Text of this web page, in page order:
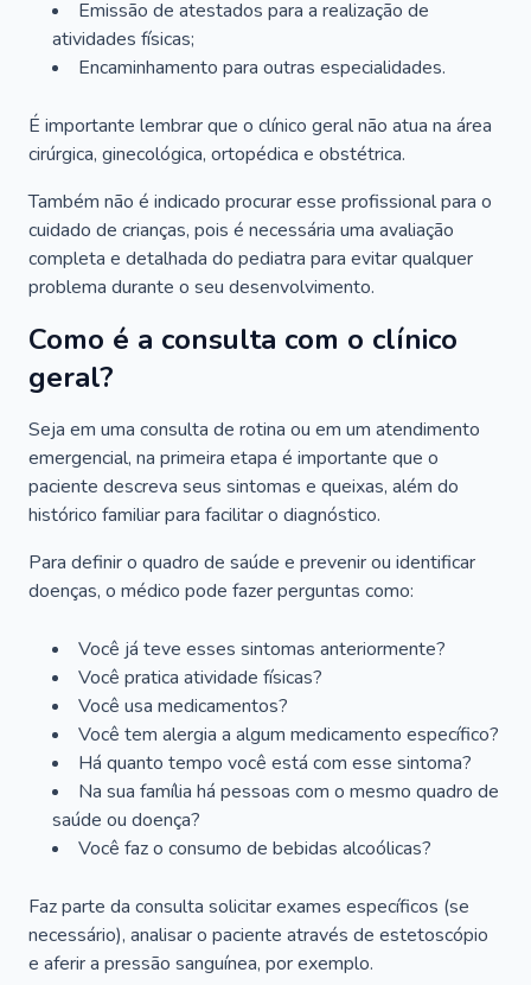
Emissão de atestados para a realização de
atividades físicas;
Encaminhamento para outras especialidades.
É importante lembrar que o clínico geral não atua na área
cirúrgica, ginecológica, ortopédica e obstétrica.
Também não é indicado procurar esse profissional para o
cuidado de crianças, pois é necessária uma avaliação
completa e detalhada do pediatra para evitar qualquer
problema durante o seu desenvolvimento.
Como é a consulta com o clínico
geral?
Seja em uma consulta de rotina ou em um atendimento
emergencial, na primeira etapa é importante que o
paciente descreva seus sintomas e queixas, além do
histórico familiar para facilitar o diagnóstico.
Para definir o quadro de saúde e prevenir ou identificar
doenças, o médico pode fazer perguntas como:
Você já teve esses sintomas anteriormente?
Você pratica atividade físicas?
Você usa medicamentos?
Você tem alergia a algum medicamento específico?
Há quanto tempo você está com esse sintoma?
Na sua família há pessoas com o mesmo quadro de
saúde ou doença?
Você faz o consumo de bebidas alcoólicas?
Faz parte da consulta solicitar exames específicos (se
necessário), analisar o paciente através de estetoscópio
e aferir a pressão sanguínea, por exemplo.